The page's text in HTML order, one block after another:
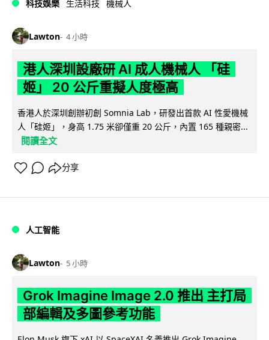
科技娛樂 生活科技 機械人
Lawton 4 小時
港人深圳設廠研 AI 成人機械人 「硅
姬」 20 公斤重擬人度極高
香港人於深圳創辦初創 Somnia Lab，研發出首款 AI 性愛機械
人「硅姬」，身高 1.75 米卻僅重 20 公斤，內置 165 種親密...
閱讀全文
分享
人工智能
Lawton 5 小時
Grok Imagine Image 2.0 推出 主打局
部編輯及多圖參考功能